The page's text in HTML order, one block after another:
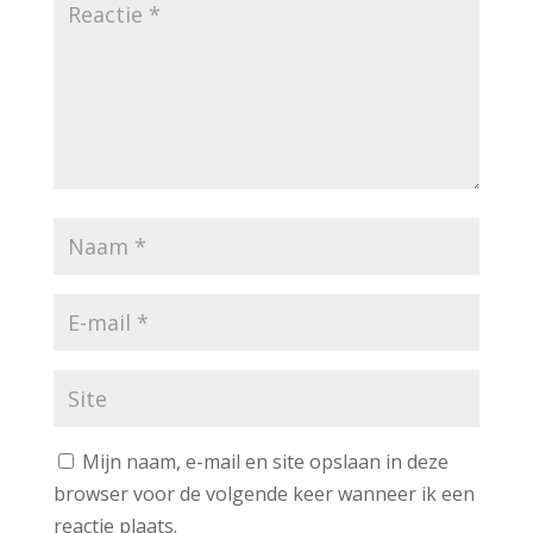
Mijn naam, e-mail en site opslaan in deze
browser voor de volgende keer wanneer ik een
reactie plaats.